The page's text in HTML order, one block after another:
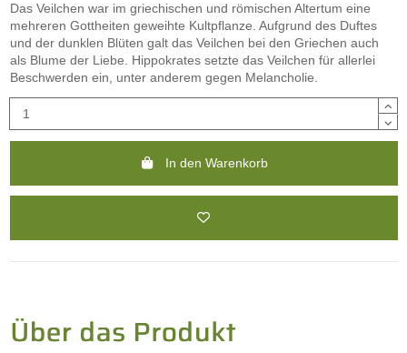
Das Veilchen war im griechischen und römischen Altertum eine
mehreren Gottheiten geweihte Kultpflanze. Aufgrund des Duftes
und der dunklen Blüten galt das Veilchen bei den Griechen auch
als Blume der Liebe. Hippokrates setzte das Veilchen für allerlei
Beschwerden ein, unter anderem gegen Melancholie.
In den Warenkorb